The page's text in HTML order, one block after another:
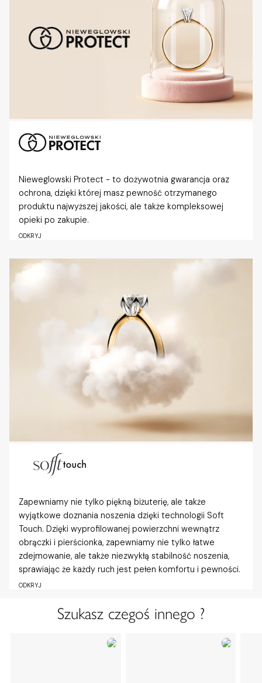
Nieweglowski Protect - to dożywotnia gwarancja oraz
ochrona, dzięki której masz pewność otrzymanego
produktu najwyższej jakości, ale także kompleksowej
opieki po zakupie.
ODKRYJ
Zapewniamy nie tylko piękną biżuterię, ale także
wyjątkowe doznania noszenia dzięki technologii Soft
Touch. Dzięki wyprofilowanej powierzchni wewnątrz
obrączki i pierścionka, zapewniamy nie tylko łatwe
zdejmowanie, ale także niezwykłą stabilność noszenia,
sprawiając że każdy ruch jest pełen komfortu i pewności.
ODKRYJ
Szukasz czegoś innego ?